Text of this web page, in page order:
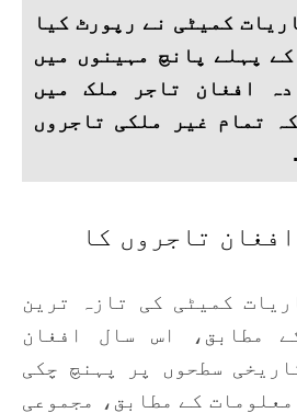
کمیٹی نے رپورٹ کیا
پہلے پانچ مہینوں میں
زیادہ افغان تاجر ملک میں
تمام غیر ملکی تاجروں
تاجروں کا
کمیٹی کی تازہ ترین
مطابق، اس سال افغان
سطحوں پر پہنچ چکی
کے مطابق، مجموعی